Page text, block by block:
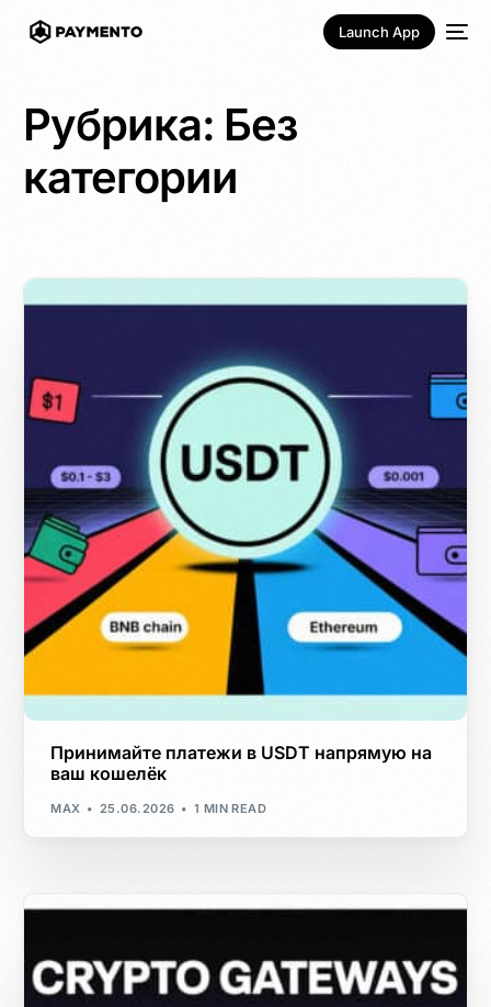
Launch App
Рубрика: Без
категории
Принимайте платежи в USDT напрямую на
ваш кошелёк
MAX 25.06.2026 1 MIN READ
Русский